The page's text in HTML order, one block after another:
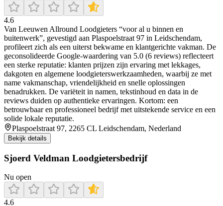
4.6
Van Leeuwen Allround Loodgieters “voor al u binnen en
buitenwerk”, gevestigd aan Plaspoelstraat 97 in Leidschendam,
profileert zich als een uiterst bekwame en klantgerichte vakman. De
geconsolideerde Google‑waardering van 5.0 (6 reviews) reflecteert
een sterke reputatie: klanten prijzen zijn ervaring met lekkages,
dakgoten en algemene loodgieterswerkzaamheden, waarbij ze met
name vakmanschap, vriendelijkheid en snelle oplossingen
benadrukken. De variëteit in namen, tekstinhoud en data in de
reviews duiden op authentieke ervaringen. Kortom: een
betrouwbaar en professioneel bedrijf met uitstekende service en een
solide lokale reputatie.
Plaspoelstraat 97, 2265 CL Leidschendam, Nederland
Bekijk details
Sjoerd Veldman Loodgietersbedrijf
Nu open
4.6